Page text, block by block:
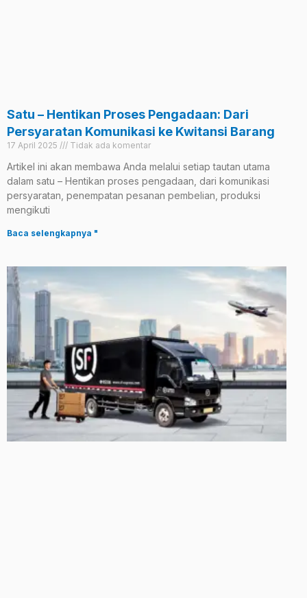
Satu – Hentikan Proses Pengadaan: Dari
Persyaratan Komunikasi ke Kwitansi Barang
17 April 2025 Tidak ada komentar
Artikel ini akan membawa Anda melalui setiap tautan utama
dalam satu – Hentikan proses pengadaan, dari komunikasi
persyaratan, penempatan pesanan pembelian, produksi
mengikuti
Baca selengkapnya "